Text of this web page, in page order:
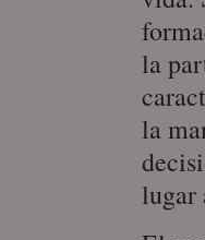
la
la
lugar